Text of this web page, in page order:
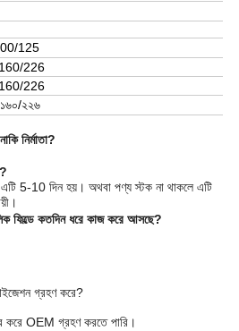
125
226
226
২২৬
নির্মাতা?
5-10 দিন হয়। অথবা পণ্য স্টক না থাকলে এটি
ফিল্ডে কতদিন ধরে কাজ করে আসছে?
গ্রহণ করে?
করে OEM গ্রহণ করতে পারি।